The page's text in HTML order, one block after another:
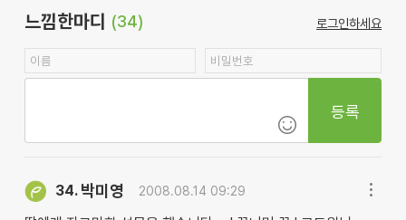
느낌한마디 (34) 로그인하세요
등록
34. 박미영 2008.08.14 09:29